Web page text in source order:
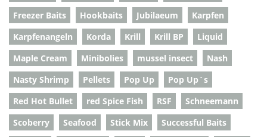
Freezer Baits
Hookbaits Jubilaeum
Karpfen
Karpfenangeln
Korda Krill Krill BP
Liquid
Maple Cream
Minibolies mussel insect
Nash
Nasty Shrimp
Pellets Pop Up
Pop Up`s
Red Hot Bullet
red Spice Fish RSF
Schneemann
Scoberry
Seafood Stick Mix
Successful Baits